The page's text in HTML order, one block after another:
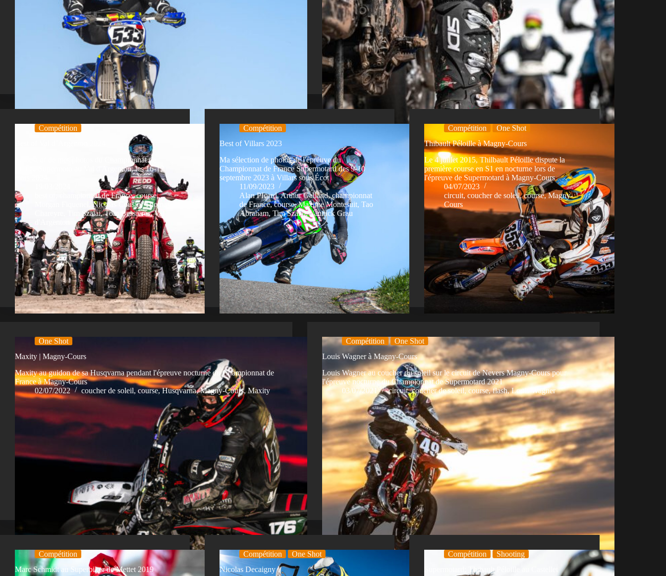
Compétition
Le best of de mes photos du Championnat de
France Supermoto au Val d'Argenton, les 16-17
championnat de France,course,
Nicolas Cousin,Thomas
Tim Szalai,Tom Bessières,Val
Compétition
Best of Villars 2023
Ma sélection de photos de l'épreuve du
Championnat de France Supermotard des 9-10
septembre 2023 à Villars sous Écot
11/09/2023
Alan PIcard,Arthur Galland,championnat
de France,course,Maxime Montesuit,Tao
Abraham,Tim Szalai,Yannick Grau
Compétition
One Shot
Thibault Péloille à Magny-Cours
Le 4 juillet 2015, Thilbault Péloille dispute la
première course en S1 en nocturne lors de
l'épreuve de Supermotard à Magny-Cours
04/07/2023
circuit,coucher de soleil,course,Magny-
Cours
One Shot
Maxity | Magny-Cours
Maxity au guidon de sa Husqvarna pendant l'épreuve nocturne du Championnat de
France à Magny-Cours
02/07/2022
coucher de soleil, course,Husqvarna,Magny-Cours,Maxity
Compétition
One Shot
Louis Wagner à Magny-Cours
Louis Wagner au coucher du soleil sur le circuit de Nevers Magny-Cours pour
l'épreuve nocturne du Championnat de Supermotard 2021
03/07/2021
circuit,coucher de soleil, course,flash,Louis Wagner
Compétition
Marc Schmidt au Superbiker de Mettet 2019
Compétition
One Shot
Nicolas Decaigny
Compétition
Shooting
Supermotard: Thibault Péloille au Castellet